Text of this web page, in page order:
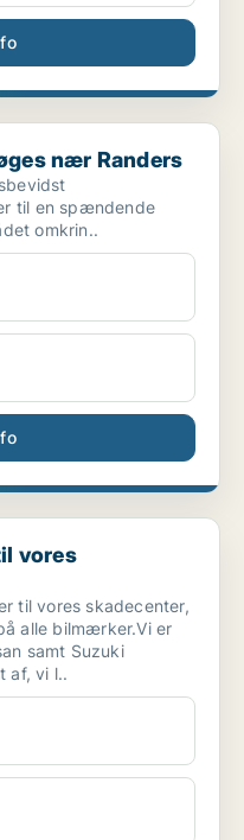
nær Randers
til en spændende
omkrin..
i Aarhus
vores
til vores skadecenter,
alle bilmærker.Vi er
samt Suzuki
af, vi l..